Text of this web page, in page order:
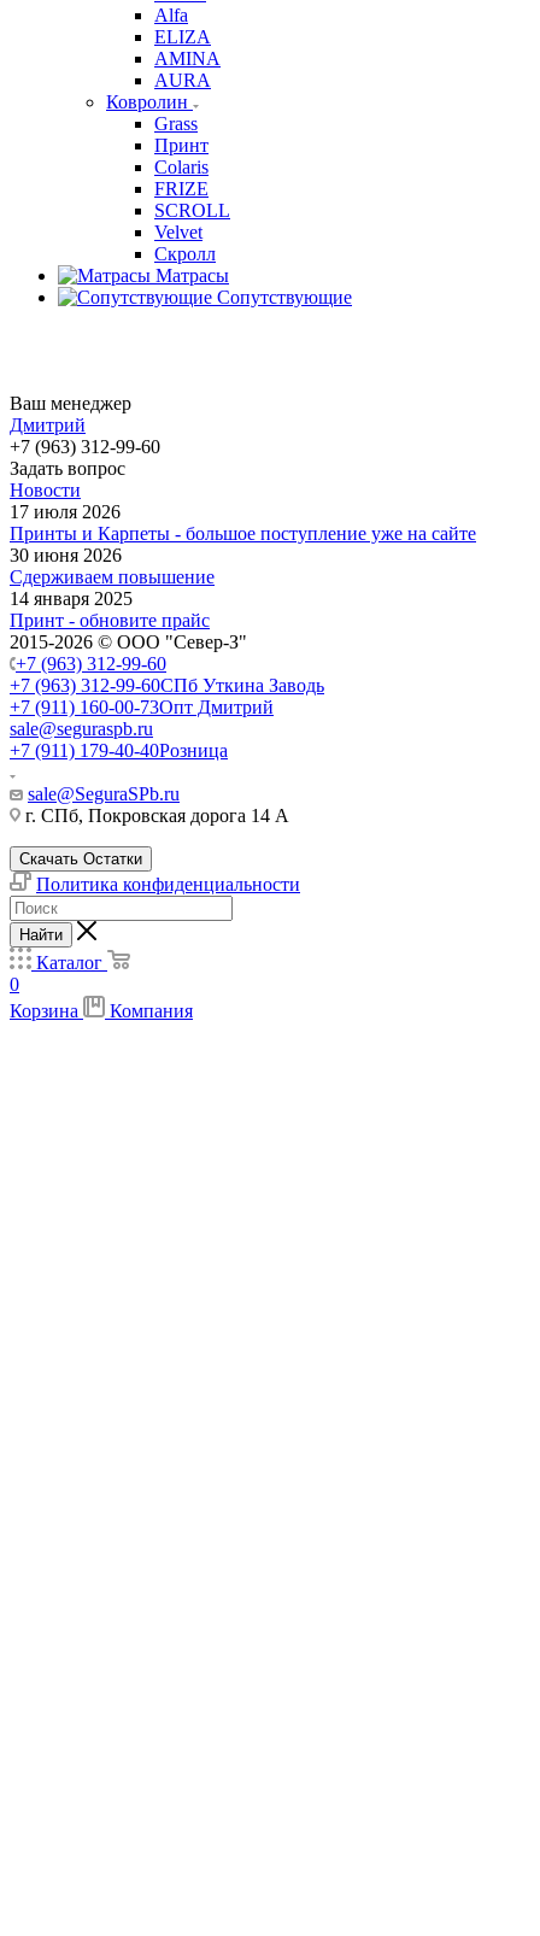
Alfa
ELIZA
AMINA
AURA
Ковролин
Grass
Принт
Colaris
FRIZE
SCROLL
Velvet
Скролл
Матрасы
Сопутствующие
Ваш менеджер
Дмитрий
+7 (963) 312-99-60
Задать вопрос
Новости
17 июля 2026
Принты и Карпеты - большое поступление уже на сайте
30 июня 2026
Сдерживаем повышение
14 января 2025
Принт - обновите прайс
2015-2026 © ООО "Север-З"
+7 (963) 312-99-60
+7 (963) 312-99-60СПб Уткина Заводь
+7 (911) 160-00-73Опт Дмитрий
sale@seguraspb.ru
+7 (911) 179-40-40Розница
sale@SeguraSPb.ru
г. СПб, Покровская дорога 14 А
Скачать Остатки
Политика конфиденциальности
Найти
Каталог
0
Корзина
Компания